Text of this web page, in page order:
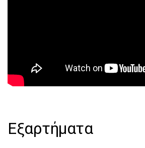
Εξαρτήματα